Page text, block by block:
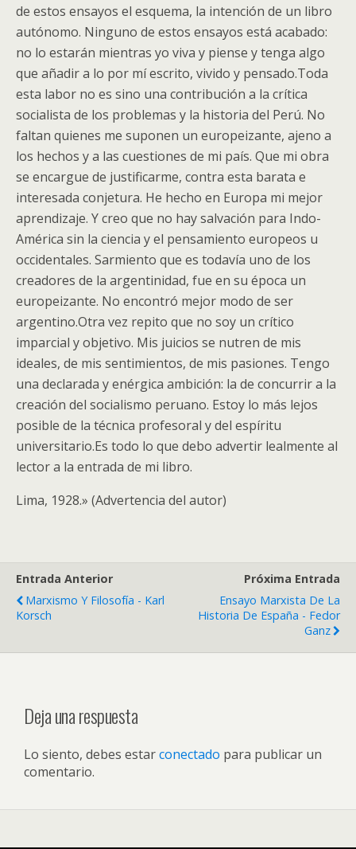
de estos ensayos el esquema, la intención de un libro
autónomo. Ninguno de estos ensayos está acabado:
no lo estarán mientras yo viva y piense y tenga algo
que añadir a lo por mí escrito, vivido y pensado.Toda
esta labor no es sino una contribución a la crítica
socialista de los problemas y la historia del Perú. No
faltan quienes me suponen un europeizante, ajeno a
los hechos y a las cuestiones de mi país. Que mi obra
se encargue de justificarme, contra esta barata e
interesada conjetura. He hecho en Europa mi mejor
aprendizaje. Y creo que no hay salvación para Indo-
América sin la ciencia y el pensamiento europeos u
occidentales. Sarmiento que es todavía uno de los
creadores de la argentinidad, fue en su época un
europeizante. No encontró mejor modo de ser
argentino.Otra vez repito que no soy un crítico
imparcial y objetivo. Mis juicios se nutren de mis
ideales, de mis sentimientos, de mis pasiones. Tengo
una declarada y enérgica ambición: la de concurrir a la
creación del socialismo peruano. Estoy lo más lejos
posible de la técnica profesoral y del espíritu
universitario.Es todo lo que debo advertir lealmente al
lector a la entrada de mi libro.
Lima, 1928.» (Advertencia del autor)
Entrada Anterior
Marxismo Y Filosofía - Karl
Korsch
Próxima Entrada
Ensayo Marxista De La
Historia De España - Fedor
Ganz
Deja una respuesta
Lo siento, debes estarconectado para publicar un
comentario.